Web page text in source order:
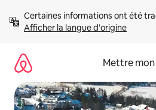
directement
Afficher la langue d'origine
Mettre